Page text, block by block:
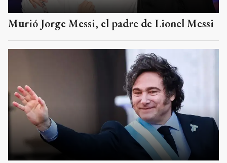
Murió Jorge Messi, el padre de Lionel Messi